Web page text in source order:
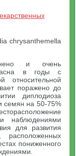
chrysanthemella
и очень
в годы с
относительной
поражено до
диплодиоза
семян на 50-75%
наблюдениями
для развития
расположенных
пониженного